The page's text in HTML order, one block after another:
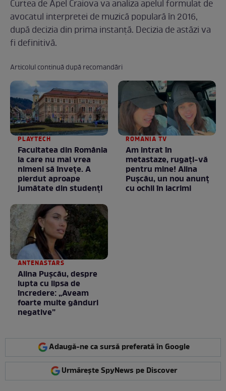
Curtea de Apel Craiova va analiza apelul formulat de
avocatul interpretei de muzică populară în 2016,
după decizia din prima instanță. Decizia de astăzi va
fi definitivă.
Articolul continuă după recomandări
PLAYTECH
Facultatea din România
la care nu mai vrea
nimeni să înveţe. A
pierdut aproape
jumătate din studenţi
ROMANIA TV
Am intrat în
metastaze, rugaţi-vă
pentru mine! Alina
Puşcău, un nou anunţ
cu ochii în lacrimi
ANTENASTARS
Alina Pușcău, despre
lupta cu lipsa de
încredere: „Aveam
foarte multe gânduri
negative”
Adaugă-ne ca sursă preferată în Google
Urmărește SpyNews pe Discover